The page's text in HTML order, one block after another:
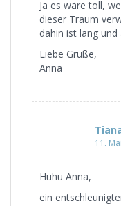
Ja es wäre toll,
dieser Traum
dahin ist lang
Liebe Grüße,
Anna
11.
Huhu Anna,
ein